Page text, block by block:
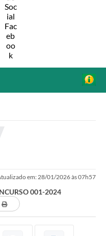
em: 28/01/2026 às 07h57
001-2024